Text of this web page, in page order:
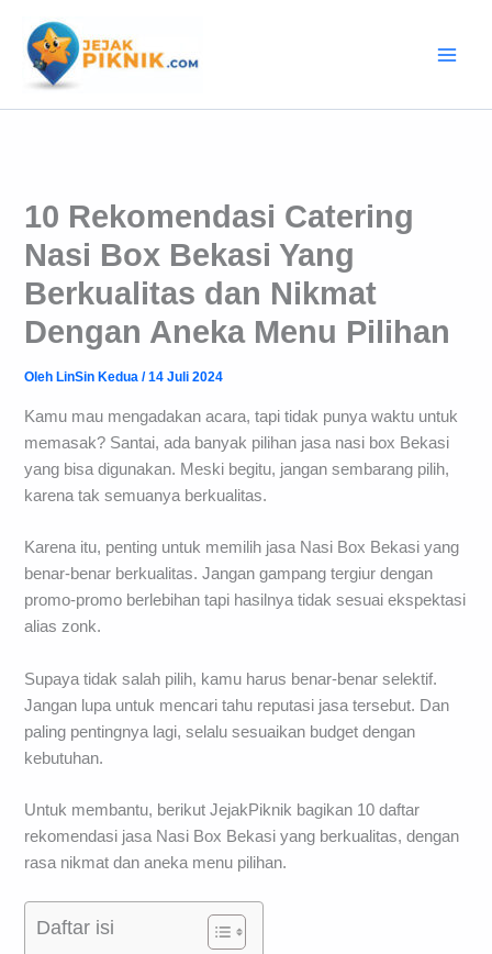
konten
10 Rekomendasi Catering
Nasi Box Bekasi Yang
Berkualitas dan Nikmat
Dengan Aneka Menu Pilihan
Oleh LinSin Kedua/14 Juli 2024
Kamu mau mengadakan acara, tapi tidak punya waktu untuk
memasak? Santai, ada banyak pilihan jasa nasi box Bekasi
yang bisa digunakan. Meski begitu, jangan sembarang pilih,
karena tak semuanya berkualitas.
Karena itu, penting untuk memilih jasa Nasi Box Bekasi yang
benar-benar berkualitas. Jangan gampang tergiur dengan
promo-promo berlebihan tapi hasilnya tidak sesuai ekspektasi
alias zonk.
Supaya tidak salah pilih, kamu harus benar-benar selektif.
Jangan lupa untuk mencari tahu reputasi jasa tersebut. Dan
paling pentingnya lagi, selalu sesuaikan budget dengan
kebutuhan.
Untuk membantu, berikut JejakPiknik bagikan 10 daftar
rekomendasi jasa Nasi Box Bekasi yang berkualitas, dengan
rasa nikmat dan aneka menu pilihan.
Daftar isi